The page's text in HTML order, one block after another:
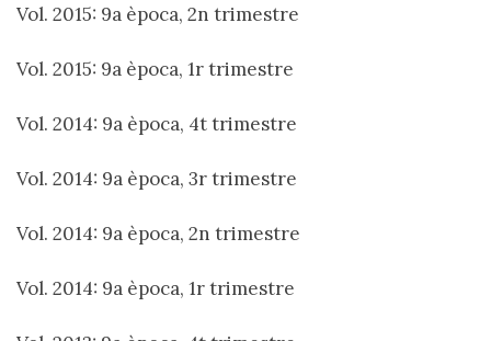
Vol. 2015: 9a època, 2n trimestre
Vol. 2015: 9a època, 1r trimestre
Vol. 2014: 9a època, 4t trimestre
Vol. 2014: 9a època, 3r trimestre
Vol. 2014: 9a època, 2n trimestre
Vol. 2014: 9a època, 1r trimestre